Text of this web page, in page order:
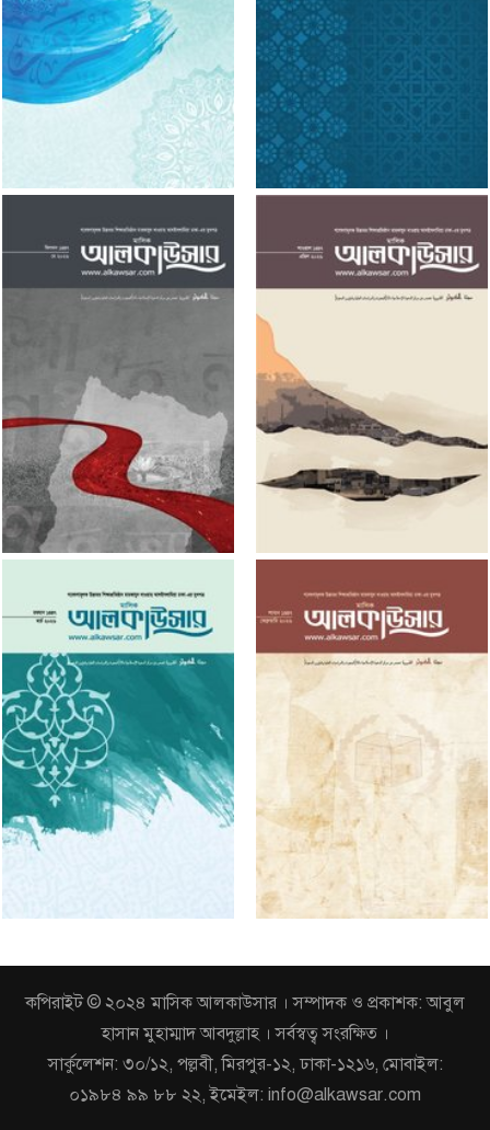
কপিরাইট © ২০২৪ মাসিক আলকাউসার । সম্পাদক ও প্রকাশক: আবুল
হাসান মুহাম্মাদ আবদুল্লাহ । সর্বস্বত্ব সংরক্ষিত ।
সার্কুলেশন: ৩০/১২, পল্লবী, মিরপুর-১২, ঢাকা-১২১৬, মোবাইল:
০১৯৮৪ ৯৯ ৮৮ ২২, ইমেইল: info@alkawsar.com